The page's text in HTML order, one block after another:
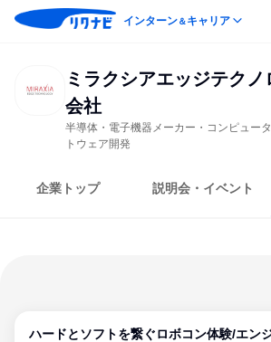
インターン＆キャリア
ミラクシアエッジテク
会社
半導体・電子機器メーカー・コンピュー
トウェア開発
企業トップ 説明会・イベント
ハードとソフトを繋ぐロボコン体験/エン